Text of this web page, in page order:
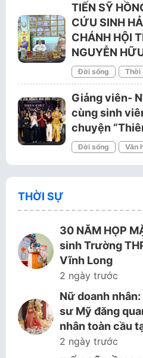
TIẾN SỸ
CỨU SINH
CHÁNH HỘI
NGUYỄN
Đời sống Thời
Giảng viên-
cùng sinh
chuyện
Đời sống Văn
THỜI SỰ
30 NĂM HỌP
sinh Trường
Vĩnh Long
2 ngày trước
Nữ doanh
sư Mỹ đăng
nhân toàn cầu
2 ngày trước